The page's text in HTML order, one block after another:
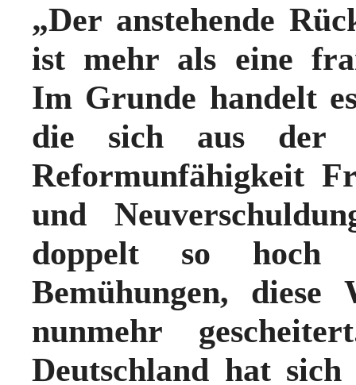
„Der anstehende
ist mehr als eine
Im Grunde handelt
die sich aus der
Reformunfähigkeit
und
doppelt so
Bemühungen, diese
nunmehr
Deutschland hat